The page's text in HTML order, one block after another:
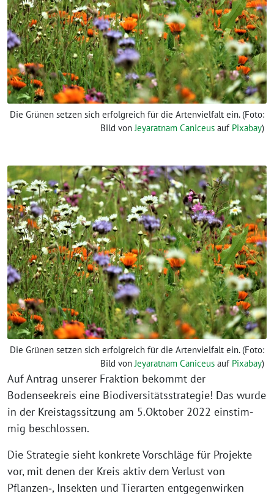
Die Grünen setzen sich erfolgreich für die Artenvielfalt ein. (Foto:
Bild vonJeyaratnam Caniceusauf Pixabay)
Die Grünen set­zen sich erfolg­reich für die Artenvielfalt ein. (Foto:
Bild vonJeyaratnam Caniceusauf Pixabay)
Auf Antrag unse­rer Fraktion bekommt der
Bodenseekreis eine Biodiversitätsstrategie! Das wur­de
in der Kreistagssitzung am 5.Oktober 2022 ein­stim­
mig beschlossen.
Die Strategie sieht kon­kre­te Vorschläge für Projekte
vor, mit denen der Kreis aktiv dem Verlust von
Pflanzen‑, Insekten und Tierarten ent­ge­gen­wir­ken